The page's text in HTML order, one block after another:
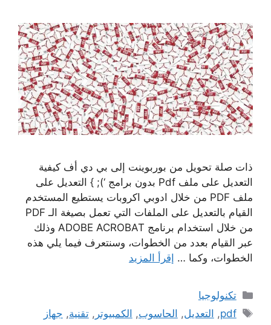
ذات صلة تحويل من بوربوينت إلى بي دي أف كيفية
التعديل على ملف Pdf بدون برامج ‘); } التعديل على
ملف PDF من خلال ادوبي اكروبات يستطيع المستخدم
القيام بالتعديل على الملفات التي تعمل بصيغة الـ PDF
من خلال استخدام برنامج ADOBE ACROBAT وذلك
عبر القيام بعدد من الخطوات، وسنتعرف فيما يلي هذه
الخطوات، وكما … إقرأ المزيد
التصنيفات
تكنولوجيا
الوسوم
pdf
, التعديل, الحاسوب, الكمبيوتر ,تقنية, جهاز